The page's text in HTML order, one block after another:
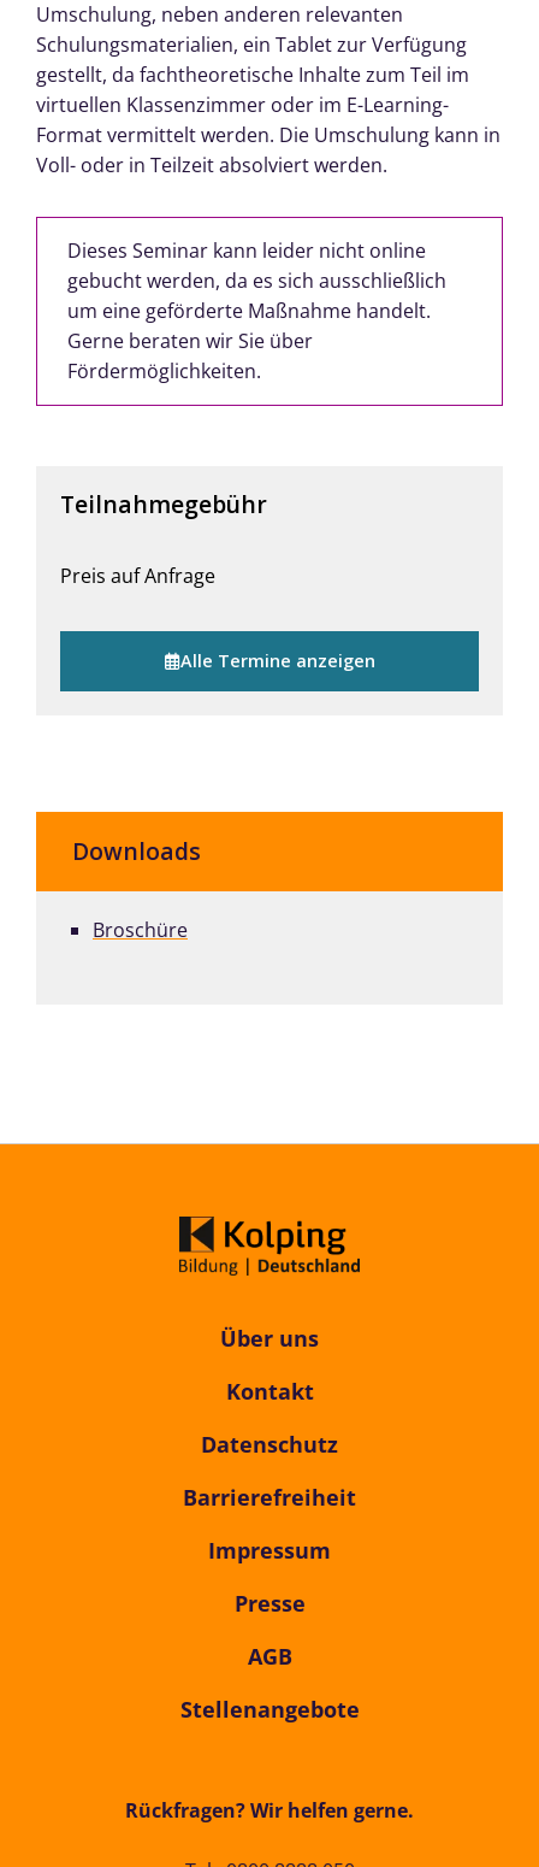
Umschulung, neben anderen relevanten
Schulungsmaterialien, ein Tablet zur Verfügung
gestellt, da fachtheoretische Inhalte zum Teil im
virtuellen Klassenzimmer oder im E-Learning-
Format vermittelt werden. Die Umschulung kann in
Voll- oder in Teilzeit absolviert werden.
Dieses Seminar kann leider nicht online
gebucht werden, da es sich ausschließlich
um eine geförderte Maßnahme handelt.
Gerne beraten wir Sie über
Fördermöglichkeiten.
Teilnahmegebühr
Preis auf Anfrage
Alle Termine anzeigen
Downloads
Broschüre
Über uns
Kontakt
Datenschutz
Barrierefreiheit
Impressum
Presse
AGB
Stellenangebote
Rückfragen? Wir helfen gerne.